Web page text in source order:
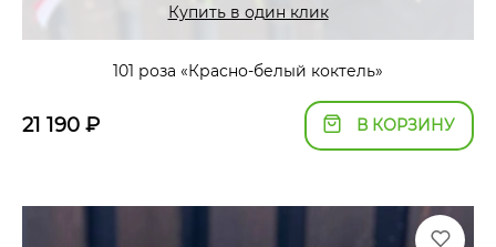
Купить в один клик
101 роза «Красно-белый коктель»
21 190 ₽ В КОРЗИНУ